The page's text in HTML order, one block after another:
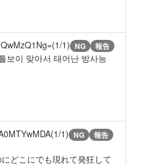
1) NG 報告
보이 맞아서 태어난 방사능
1) NG 報告
どこにでも現れて発狂して